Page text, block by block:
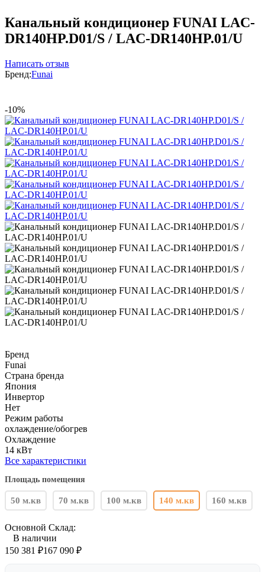
Канальный кондиционер FUNAI LAC-
DR140HP.D01/S / LAC-DR140HP.01/U
Написать отзыв
Бренд:Funai
-10%
Бренд
Funai
Страна бренда
Япония
Инвертор
Нет
Режим работы
охлаждение/обогрев
Охлаждение
14 кВт
Все характеристики
Площадь помещения
50 м.кв 70 м.кв 100 м.кв 140 м.кв 160 м.кв
Основной Склад:
В наличии
150 381 ₽167 090 ₽